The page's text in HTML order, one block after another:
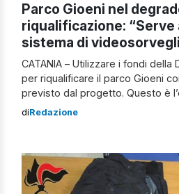
Parco Gioeni nel
riqualificazione: “Serve
sistema di
CATANIA – Utilizzare i fondi
per riqualificare il parco Gioeni
previsto dal progetto. Questo è
del II e del III municipio di Catania
persone e sposare così un […]
diRedazione